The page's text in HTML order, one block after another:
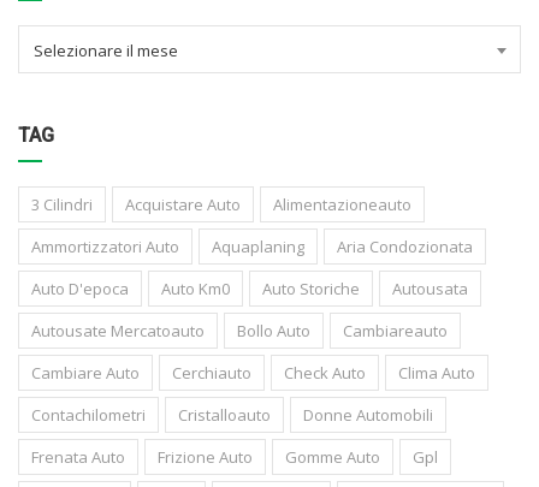
Selezionare il mese
TAG
3 Cilindri Acquistare Auto
Alimentazioneauto
Ammortizzatori Auto
Aquaplaning
Aria Condozionata
Auto D'epoca
Auto Km0 Auto Storiche
Autousata
Autousate Mercatoauto
Bollo Auto
Cambiareauto
Cambiare Auto
Cerchiauto Check Auto
Clima Auto
Contachilometri
Cristalloauto
Donne Automobili
Frenata Auto
Frizione Auto Gomme Auto
Gpl